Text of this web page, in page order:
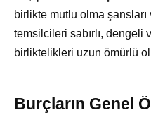
birlikte mutlu olma şansları
temsilcileri sabırlı, dengeli
birliktelikleri uzun ömürlü
Burçların Genel